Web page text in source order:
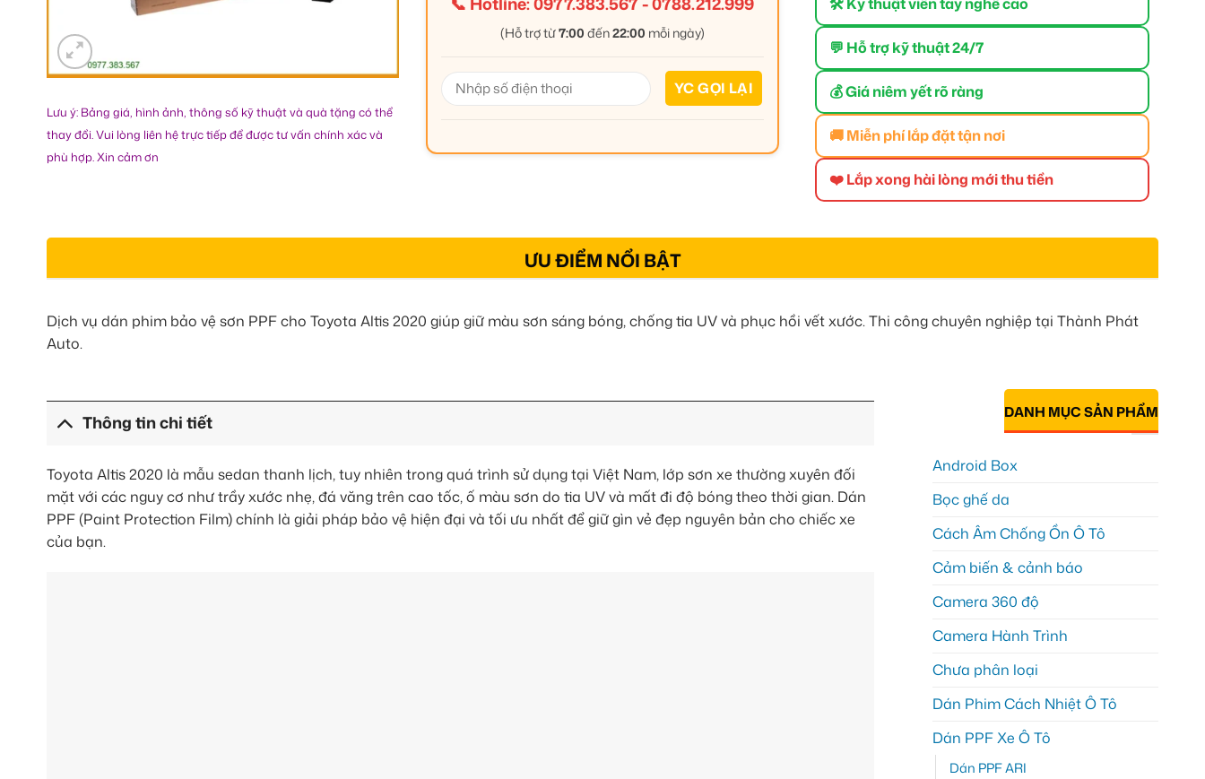
Lưu ý: Bảng giá, hình ảnh, thông số kỹ thuật và quà tặng có thể
thay đổi. Vui lòng liên hệ trực tiếp để được tư vấn chính xác và
phù hợp. Xin cảm ơn
(Hỗ trợ từ7:00 đến22:00 mỗi ngày)
💬 Hỗ trợ kỹ thuật 24/7
💰 Giá niêm yết rõ ràng
🚚 Miễn phí lắp đặt tận nơi
❤️ Lắp xong hài lòng mới thu tiền
ƯU ĐIỂM NỔI BẬT
Dịch vụ dán phim bảo vệ sơn PPF cho Toyota Altis 2020 giúp giữ màu sơn sáng bóng, chống tia UV và phục hồi vết xước. Thi công chuyên nghiệp tại Thành Phát
Auto.
Thông tin chi tiết
Toyota Altis 2020 là mẫu sedan thanh lịch, tuy nhiên trong quá trình sử dụng tại Việt Nam, lớp sơn xe thường xuyên đối
mặt với các nguy cơ như trầy xước nhẹ, đá văng trên cao tốc, ố màu sơn do tia UV và mất đi độ bóng theo thời gian. Dán
PPF (Paint Protection Film) chính là giải pháp bảo vệ hiện đại và tối ưu nhất để giữ gìn vẻ đẹp nguyên bản cho chiếc xe
của bạn.
DANH MỤC SẢN PHẨM
Android Box
Bọc ghế da
Cách Âm Chống Ồn Ô Tô
Cảm biến & cảnh báo
Camera 360 độ
Camera Hành Trình
Chưa phân loại
Dán Phim Cách Nhiệt Ô Tô
Dán PPF Xe Ô Tô
Dán PPF ARI